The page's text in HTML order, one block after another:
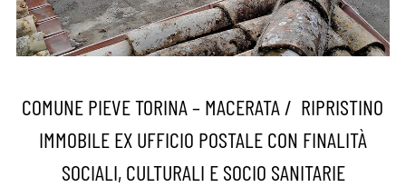
COMUNE PIEVE TORINA – MACERATA / RIPRISTINO
IMMOBILE EX UFFICIO POSTALE CON FINALITÀ
SOCIALI, CULTURALI E SOCIO SANITARIE